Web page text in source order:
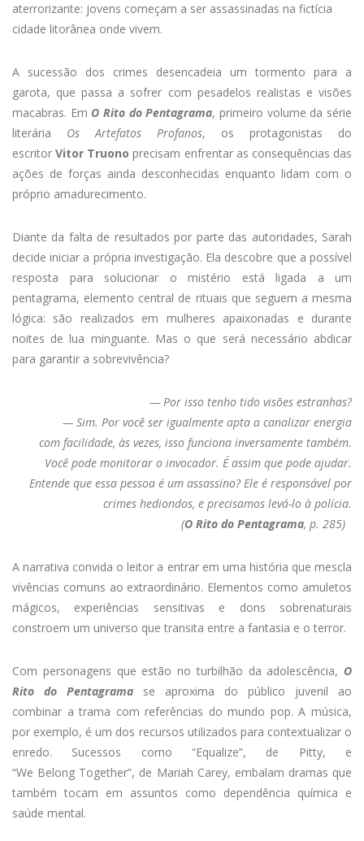
aterrorizante: jovens começam a ser assassinadas na fictícia
cidade litorânea onde vivem.
A sucessão dos crimes desencadeia um tormento para a
garota, que passa a sofrer com pesadelos realistas e visões
macabras. Em O Rito do Pentagrama, primeiro volume da série
literária Os Artefatos Profanos, os protagonistas do
escritorVitor Truono precisam enfrentar as consequências das
ações de forças ainda desconhecidas enquanto lidam com o
próprio amadurecimento.
Diante da falta de resultados por parte das autoridades, Sarah
decide iniciar a própria investigação. Ela descobre que a possível
resposta para solucionar o mistério está ligada a um
pentagrama, elemento central de rituais que seguem a mesma
lógica: são realizados em mulheres apaixonadas e durante
noites de lua minguante. Mas o que será necessário abdicar
para garantir a sobrevivência?
— Por isso tenho tido visões estranhas?
— Sim. Por você ser igualmente apta a canalizar energia
com facilidade, às vezes, isso funciona inversamente também.
Você pode monitorar o invocador. É assim que pode ajudar.
Entende que essa pessoa é um assassino? Ele é responsável por
crimes hediondos, e precisamos levá-lo à polícia.
(O Rito do Pentagrama, p. 285)
A narrativa convida o leitor a entrar em uma história que mescla
vivências comuns ao extraordinário. Elementos como amuletos
mágicos, experiências sensitivas e dons sobrenaturais
constroem um universo que transita entre a fantasia e o terror.
Com personagens que estão no turbilhão da adolescência, O
Rito do Pentagrama se aproxima do público juvenil ao
combinar a trama com referências do mundo pop. A música,
por exemplo, é um dos recursos utilizados para contextualizar o
enredo. Sucessos como “Equalize”, de Pitty, e
“We Belong Together”, de Mariah Carey, embalam dramas que
também tocam em assuntos como dependência química e
saúde mental.